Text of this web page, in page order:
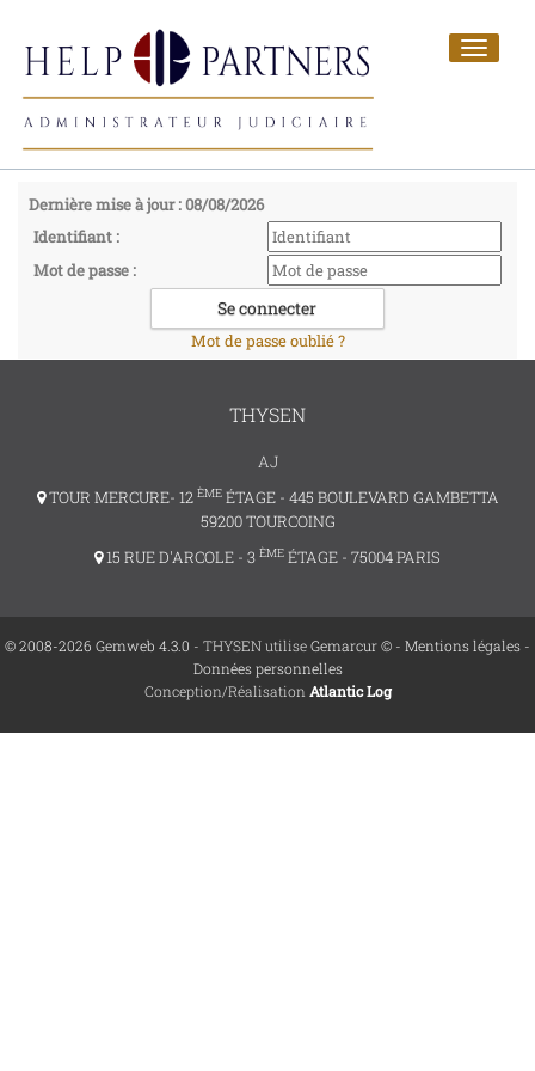
Toggle
Dernière mise à jour : 08/08/2026
Identifiant :
Mot de passe :
Mot de passe oublié ?
THYSEN
AJ
TOUR MERCURE- 12 ÈMEÉTAGE - 445 BOULEVARD GAMBETTA
59200 TOURCOING
15 RUE D'ARCOLE - 3 ÈME ÉTAGE - 75004 PARIS
© 2008-2026 Gemweb 4.3.0 - THYSEN utiliseGemarcur © - Mentions légales -
Données personnelles
Conception/Réalisation Atlantic Log